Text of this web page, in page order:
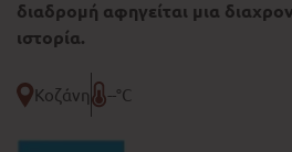
διαδρομή αφηγείται μια
ιστορία.
Κοζάνη --°C